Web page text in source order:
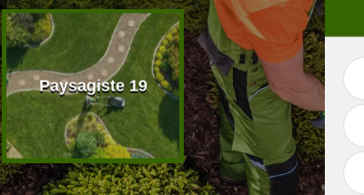
Paysagiste 19 Taille de haie 19